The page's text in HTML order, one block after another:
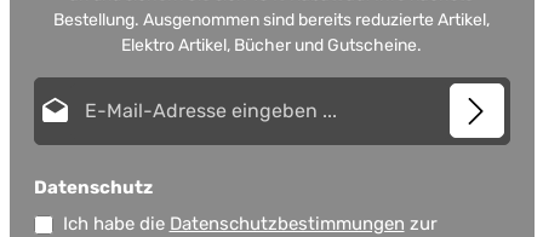
Bestellung. Ausgenommen sind bereits reduzierte Artikel,
Elektro Artikel, Bücher und Gutscheine.
Datenschutz
Ich habe die Datenschutzbestimmungen zur